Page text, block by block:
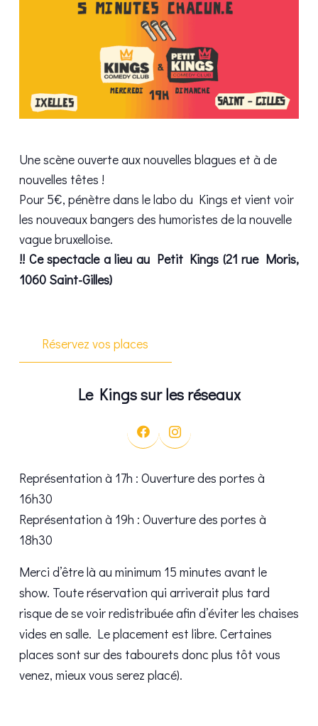
Une scène ouverte aux nouvelles blagues et à de
nouvelles têtes !
Pour 5€, pénètre dans le labo du Kings et vient voir
les nouveaux bangers des humoristes de la nouvelle
vague bruxelloise.
!! Ce spectacle a lieu au Petit Kings (21 rue Moris,
1060 Saint-Gilles)
Réservez vos places
Le Kings sur les réseaux
Représentation à 17h : Ouverture des portes à
16h30
Représentation à 19h : Ouverture des portes à
18h30
Merci d’être là au minimum 15 minutes avant le
show. Toute réservation qui arriverait plus tard
risque de se voir redistribuée afin d’éviter les chaises
vides en salle. Le placement est libre. Certaines
places sont sur des tabourets donc plus tôt vous
venez, mieux vous serez placé).